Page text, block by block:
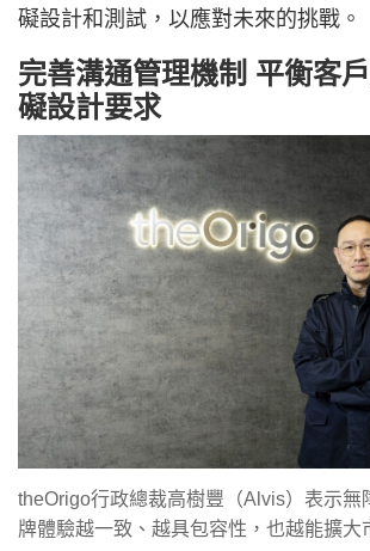
礙設計和測試，以應對未來的挑戰。
完善溝通管理機制 平衡客
礙設計要求
theOrigo行政總裁高樹豐（Alvis）表示無
牌體驗越一致、越具包容性，也越能擴大